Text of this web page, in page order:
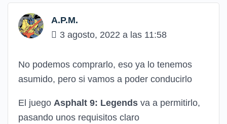
A.P.M.
3 agosto, 2022 a las 11:58
No podemos comprarlo, eso ya lo tenemos
asumido, pero si vamos a poder conducirlo
El juego Asphalt 9: Legends va a permitirlo,
pasando unos requisitos claro